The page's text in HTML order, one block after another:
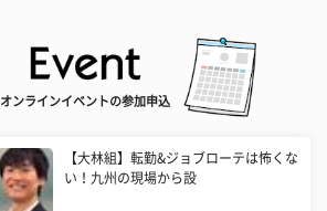
オンラインイベントの参加申込
【大林組】転勤&ジョブローテは怖くな
い！九州の現場から設